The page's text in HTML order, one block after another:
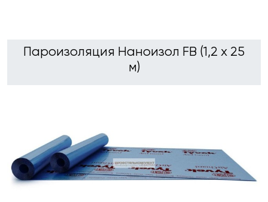
Пароизоляция Наноизол FB (1,2 х 25
м)